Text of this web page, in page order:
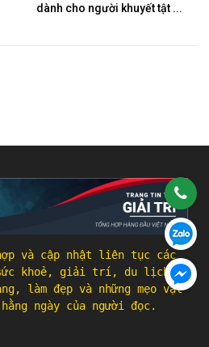
dành cho người khuyết tật ...
và cập nhật liên tục các
khoẻ, giải trí, du lịch, ẩm
làm đẹp và những mẹo vặt
ngày của người đọc.